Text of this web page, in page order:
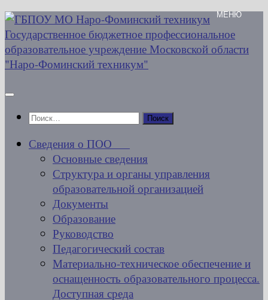
Перейти
к
содержимому
Найти:
Сведения о ПОО
Основные сведения
Структура и органы управления
образовательной организацией
Документы
Образование
Руководство
Педагогический состав
Материально-техническое обеспечение и
оснащенность образовательного процесса.
Доступная среда